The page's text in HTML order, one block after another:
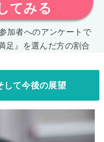
てみる
加者へのアンケートで
足』を選んだ方の割合
して今後の展望